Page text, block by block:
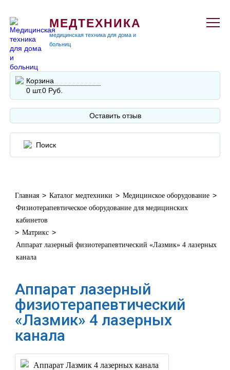
МЕДТЕХНИКА
медицинская техника для дома и
больниц
Корзина
0 шт.0 Руб.
Оставить отзыв
Главная > Каталог медтехники > Медицинское оборудование >
Физиотерапевтическое оборудование для медицинских
кабинетов
> Матрикс >
Аппарат лазерный физиотерапевтический «Лазмик» 4 лазерных
канала
Аппарат лазерный
физиотерапевтический
«Лазмик» 4 лазерных
канала